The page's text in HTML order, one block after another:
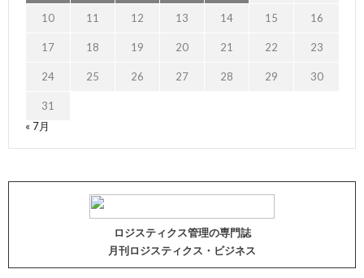
10 11 12 13 14 15 16
17 18 19 20 21 22 23
24 25 26 27 28 29 30
31
« 7月
ロジスティクス管理の専門誌
月刊ロジスティクス・ビジネス